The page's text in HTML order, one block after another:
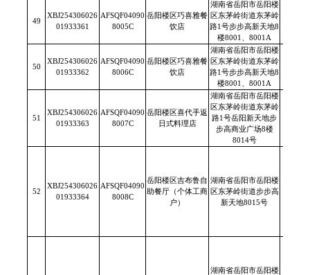
49
XBJ254306026
01933361
AFSQF04090
8005C
岳阳楼区巧喜雅餐
饮店
湖南省岳阳市岳阳楼
区东茅岭街道东茅岭
路1号步步高新天地8
楼8001、8001A
50
XBJ254306026
01933362
AFSQF04090
8006C
岳阳楼区巧喜雅餐
饮店
湖南省岳阳市岳阳楼
区东茅岭街道东茅岭
路1号步步高新天地8
楼8001、8001A
51
XBJ254306026
01933363
AFSQF04090
8007C
岳阳楼区喜代手返
日式料理店
湖南省岳阳市岳阳楼
区东茅岭街道东茅岭
路1号岳阳新天地步
步高商业广场8楼
8014号
52
XBJ254306026
01933364
AFSQF04090
8008C
岳阳楼区吉布鲁自
助餐厅（个体工商
户）
湖南省岳阳市岳阳楼
区东茅岭街道步步高
新天地8015号
湖南省岳阳市岳阳楼